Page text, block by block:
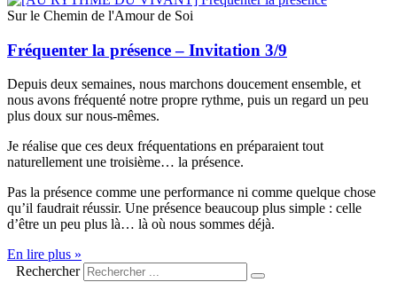
Sur le Chemin de l'Amour de Soi
Fréquenter la présence – Invitation 3/9
Depuis deux semaines, nous marchons doucement ensemble, et
nous avons fréquenté notre propre rythme, puis un regard un peu
plus doux sur nous-mêmes.
Je réalise que ces deux fréquentations en préparaient tout
naturellement une troisième… la présence.
Pas la présence comme une performance ni comme quelque chose
qu’il faudrait réussir. Une présence beaucoup plus simple : celle
d’être un peu plus là… là où nous sommes déjà.
En lire plus »
Rechercher